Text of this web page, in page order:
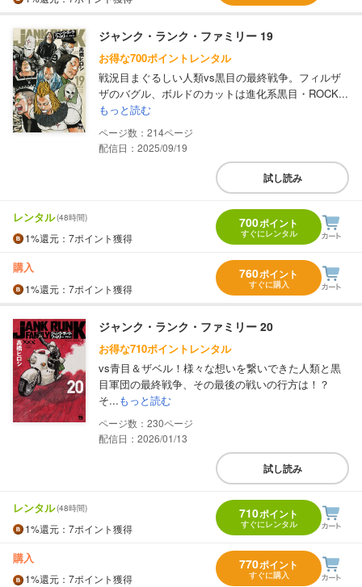
ジャンク・ランク・ファミリー 19
お得な700ポイントレンタル
戦況目まぐるしい人類vs黒目の最終戦争。フィルザ
ザのバグル、ボルドのカットは進化系黒目・ROCK...
もっと読む
214
配信日：2025/09/19
試し読み
レンタル(48時間)
1%還元 ：7ポイント獲得
700ポイント
すぐにレンタル
購入
1%還元 ：7ポイント獲得
760ポイント
すぐに購入
ジャンク・ランク・ファミリー 20
お得な710ポイントレンタル
vs青目＆ザベル！様々な想いを繋いできた人類と黒
目軍団の最終戦争、その最後の戦いの行方は！？
そ...もっと読む
230
配信日：2026/01/13
試し読み
レンタル(48時間)
1%還元 ：7ポイント獲得
710ポイント
すぐにレンタル
購入
1%還元 ：7ポイント獲得
770ポイント
すぐに購入